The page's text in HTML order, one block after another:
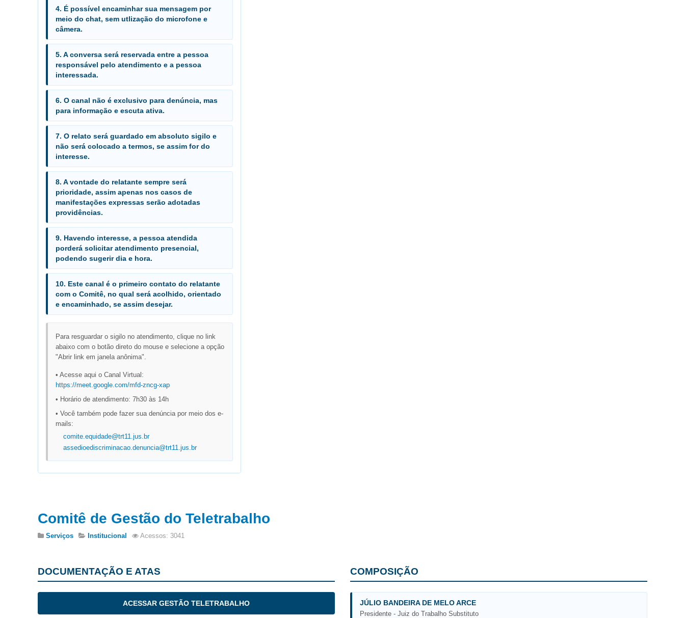
4. É possível encaminhar sua mensagem por
meio do chat, sem utlização do microfone e
câmera.
5. A conversa será reservada entre a pessoa
responsável pelo atendimento e a pessoa
interessada.
6. O canal não é exclusivo para denúncia, mas
para informação e escuta ativa.
7. O relato será guardado em absoluto sigilo e
não será colocado a termos, se assim for do
interesse.
8. A vontade do relatante sempre será
prioridade, assim apenas nos casos de
manifestações expressas serão adotadas
providências.
9. Havendo interesse, a pessoa atendida
porderá solicitar atendimento presencial,
podendo sugerir dia e hora.
10. Este canal é o primeiro contato do relatante
com o Comitê, no qual será acolhido, orientado
e encaminhado, se assim desejar.
Para resguardar o sigilo no atendimento, clique no link
abaixo com o botão direto do mouse e selecione a opção
"Abrir link em janela anônima".
• Acesse aqui o Canal Virtual:
https://meet.google.com/mfd-zncg-xap
• Horário de atendimento: 7h30 às 14h
• Você também pode fazer sua denúncia por meio dos e-
mails:
comite.equidade@trt11.jus.br
assedioediscriminacao.denuncia@trt11.jus.br
Comitê de Gestão do Teletrabalho
Serviços Institucional Acessos: 3041
DOCUMENTAÇÃO E ATAS
ACESSAR GESTÃO TELETRABALHO
COMPOSIÇÃO
JÚLIO BANDEIRA DE MELO ARCE
Presidente - Juiz do Trabalho Substituto